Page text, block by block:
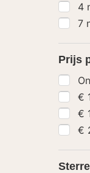
4
7
Prijs